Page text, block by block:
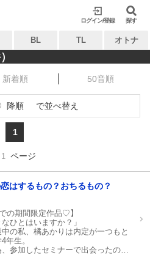
ログイン/登録 探す
閉じる
タグ
新着
無料
BL TL オトナ
閉じる
タグ
お気に入り
新着順 50音順
降順 で並べ替え
1
1 ページ
はするもの？おちるもの？
の期間限定作品♡】
なひとはいますか？」
の私、橘あかりは内定が一つもと
年生。
参加したセミナーで出会ったのは